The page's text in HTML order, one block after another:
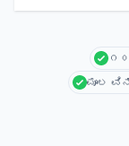
ಮೂಲ